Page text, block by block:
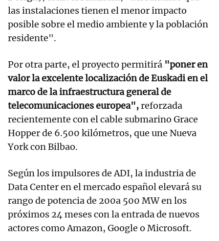
las instalaciones tienen el menor impacto
posible sobre el medio ambiente y la población
residente".
Por otra parte, el proyecto permitirá "poner en
valor la excelente localización de Euskadi en el
marco de la infraestructura general de
telecomunicaciones europea",reforzada
recientemente con el cable submarino Grace
Hopper de 6.500 kilómetros, que une Nueva
York con Bilbao.
Según los impulsores de ADI, la industria de
Data Center en el mercado español elevará su
rango de potencia de 200a 500 MW en los
próximos 24 meses con la entrada de nuevos
actores como Amazon, Google o Microsoft.